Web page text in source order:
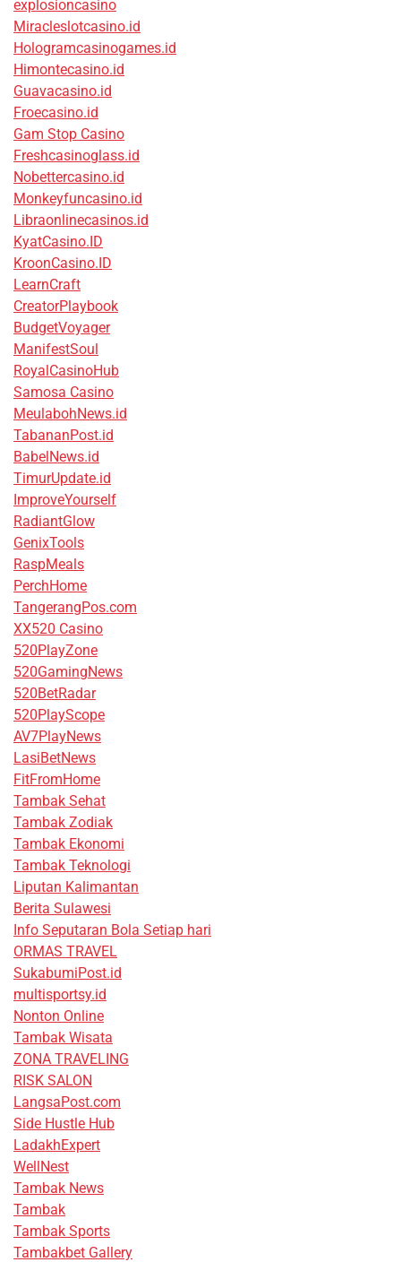
explosioncasino
Miracleslotcasino.id
Hologramcasinogames.id
Himontecasino.id
Guavacasino.id
Froecasino.id
Gam Stop Casino
Freshcasinoglass.id
Nobettercasino.id
Monkeyfuncasino.id
Libraonlinecasinos.id
KyatCasino.ID
KroonCasino.ID
LearnCraft
CreatorPlaybook
BudgetVoyager
ManifestSoul
RoyalCasinoHub
Samosa Casino
MeulabohNews.id
TabananPost.id
BabelNews.id
TimurUpdate.id
ImproveYourself
RadiantGlow
GenixTools
RaspMeals
PerchHome
TangerangPos.com
XX520 Casino
520PlayZone
520GamingNews
520BetRadar
520PlayScope
AV7PlayNews
LasiBetNews
FitFromHome
Tambak Sehat
Tambak Zodiak
Tambak Ekonomi
Tambak Teknologi
Liputan Kalimantan
Berita Sulawesi
Info Seputaran Bola Setiap hari
ORMAS TRAVEL
SukabumiPost.id
multisportsy.id
Nonton Online
Tambak Wisata
ZONA TRAVELING
RISK SALON
LangsaPost.com
Side Hustle Hub
LadakhExpert
WellNest
Tambak News
Tambak
Tambak Sports
Tambakbet Gallery